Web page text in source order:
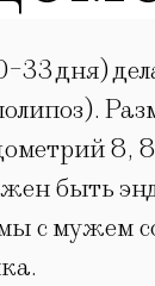
33 дня)
быть
с мужем